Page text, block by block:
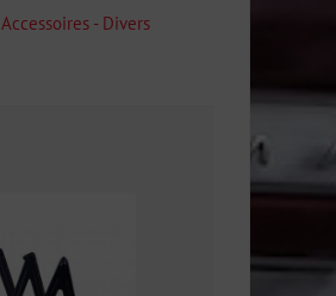
Accessoires - Divers